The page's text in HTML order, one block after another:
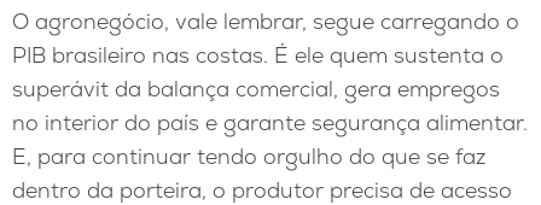
O agronegócio, vale lembrar, segue carregando o
PIB brasileiro nas costas. É ele quem sustenta o
superávit da balança comercial, gera empregos
no interior do país e garante segurança alimentar.
E, para continuar tendo orgulho do que se faz
dentro da porteira, o produtor precisa de acesso